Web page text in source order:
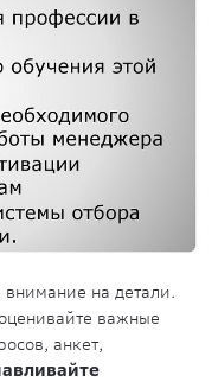
на детали.
важные
анкет,